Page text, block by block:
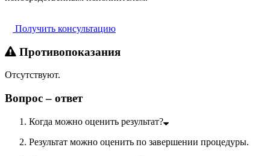
Получить консультацию
Противопоказания
Отсутствуют.
Вопрос – ответ
Когда можно оценить результат?
Результат можно оценить по завершении процедуры.